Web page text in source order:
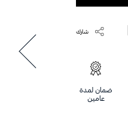
شارك
ضمان لمدة
عامين